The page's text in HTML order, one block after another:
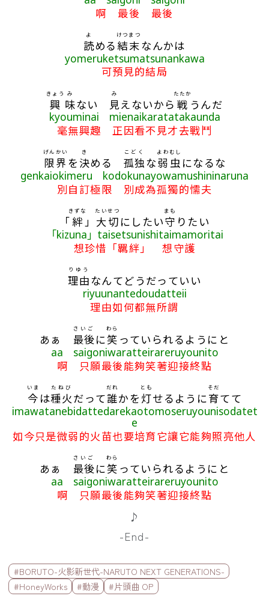
啊 最後 最後
読
よ
める 結末
けつまつ
なんかは
yomeruketsumatsunankawa
可預見的結局
興
きょう
味
み
ない 見
み
えないから 戦
たたか
うんだ
kyouminai mienaikaratatakaunda
毫無興趣 正因看不見才去戰鬥
限界
げんかい
を 決
き
める 孤独
こどく
な弱
よわ
虫
むし
になるな
genkaiokimeru kodokunayowamushininaruna
別自訂極限 別成為孤獨的懦夫
「絆
きずな
」 大切
たいせつ
にしたい守
まも
りたい
「kizuna」taisetsunishitaimamoritai
想珍惜「羈絆」 想守護
理由
りゆう
なんてどうだっていい
riyuunantedoudatteii
理由如何都無所謂
あぁ 最後
さいご
に笑
わら
っていられるようにと
aa saigoniwaratteirareruyounito
啊 只願最後能夠笑著迎接終點
今
いま
は種火
たねび
だって誰
だれ
かを 灯
とも
せるように育
そだ
てて
imawatanebidattedarekaotomoseruyounisodatet
e
如今只是微弱的火苗也要培育它讓它能夠照亮他人
あぁ 最後
さいご
に笑
わら
っていられるようにと
aa saigoniwaratteirareruyounito
啊 只願最後能夠笑著迎接終點
♪
-End-
標籤欄
#BORUTO-火影新世代-NARUTO NEXT GENERATIONS-
#HoneyWorks
#動漫 #片頭曲 OP